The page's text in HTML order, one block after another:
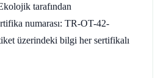
tarafından
numarası: TR-OT-42-
üzerindeki bilgi her sertifikalı